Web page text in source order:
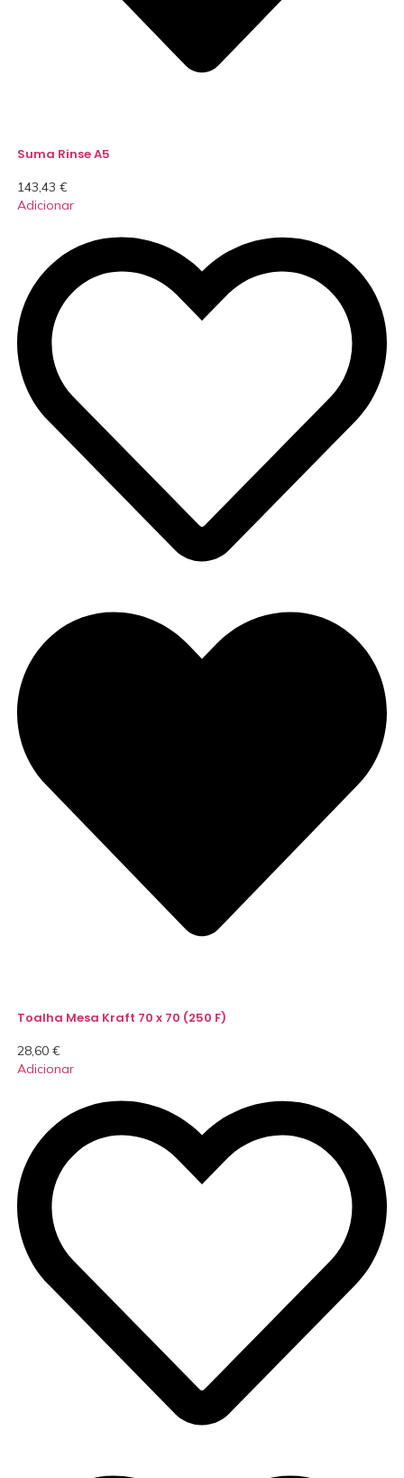
Suma Rinse A5
143,43 €
Adicionar
Toalha Mesa Kraft 70 x 70 (250 F)
28,60 €
Adicionar